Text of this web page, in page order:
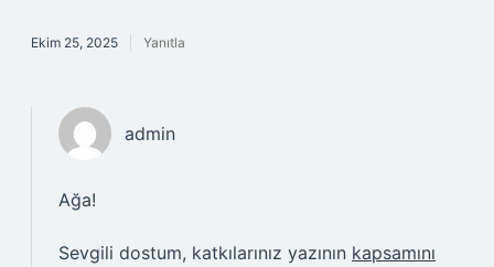
Ekim 25, 2025 Yanıtla
admin
Ağa!
Sevgili dostum, katkılarınız yazının kapsamını